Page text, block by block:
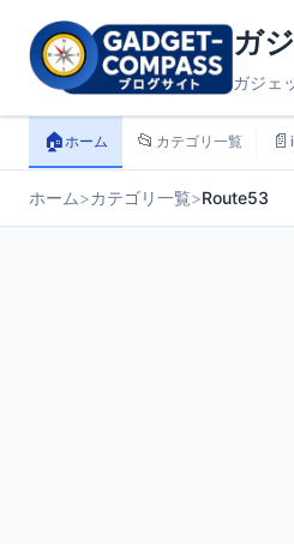
ガ
ガジェ
🏠ホーム 📂 カテゴリ一覧 📄
ホーム>カテゴリ一覧>Route53